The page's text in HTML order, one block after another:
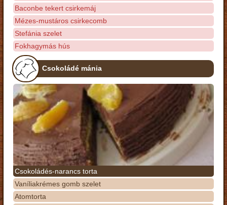
Baconbe tekert csirkemáj
Mézes-mustáros csirkecomb
Stefánia szelet
Fokhagymás hús
Csokoládé mánia
Csokoládés-narancs torta
Vaníliakrémes gomb szelet
Atomtorta